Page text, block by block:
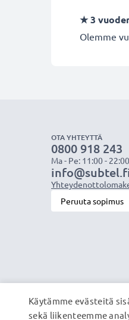
★3
Olemme
OTA YHTEYTTÄ
0800 918 243
Ma - Pe: 11:00 - 22:00
info@subtel.fi
Peruuta sopimus
Käytämme evästeitä
sekä liikenteemme